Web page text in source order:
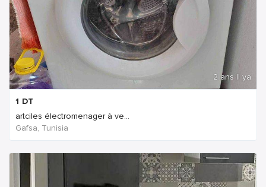
2 ans Il ya
1 DT
artciles électromenager à ve...
Gafsa, Tunisia